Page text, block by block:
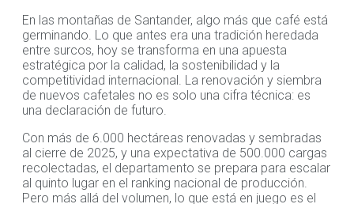
En las montañas de Santander, algo más que café está
germinando. Lo que antes era una tradición heredada
entre surcos, hoy se transforma en una apuesta
estratégica por la calidad, la sostenibilidad y la
competitividad internacional. La renovación y siembra
de nuevos cafetales no es solo una cifra técnica: es
una declaración de futuro.
Con más de 6.000 hectáreas renovadas y sembradas
al cierre de 2025, y una expectativa de 500.000 cargas
recolectadas, el departamento se prepara para escalar
al quinto lugar en el ranking nacional de producción.
Pero más allá del volumen, lo que está en juego es el